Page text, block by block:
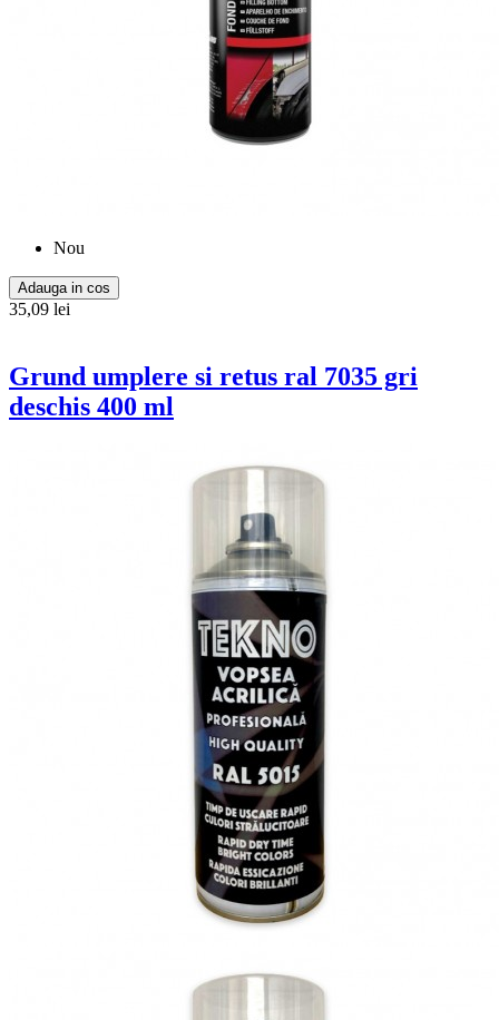
Nou
Adauga in cos
35,09 lei
Grund umplere si retus ral 7035 gri
deschis 400 ml